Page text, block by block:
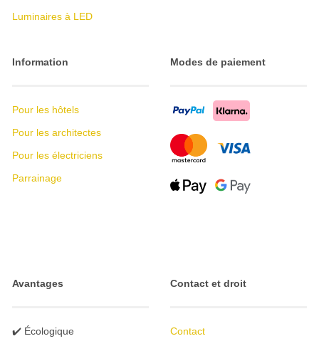
Luminaires à LED
Information
Pour les hôtels
Pour les architectes
Pour les électriciens
Parrainage
Modes de paiement
Avantages
✔️ Écologique
Contact et droit
Contact